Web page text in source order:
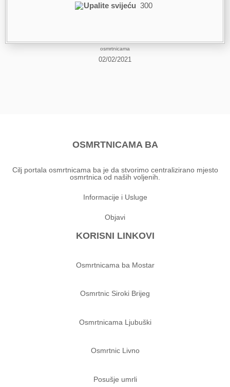
Upalite svijeću 300
osmrtnicama
02/02/2021
OSMRTNICAMA BA
Cilj portala osmrtnicama ba je da stvorimo centralizirano mjesto
osmrtnica od naših voljenih.
Informacije i Usluge
Objavi
KORISNI LINKOVI
Osmrtnicama ba Mostar
Osmrtnic Siroki Brijeg
Osmrtnicama Ljubuški
Osmrtnic Livno
Posušje umrli